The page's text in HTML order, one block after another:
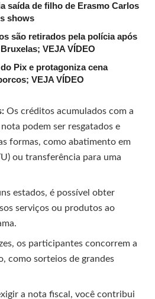
saída de filho de Erasmo Carlos
shows
são retirados pela polícia após
VEJA VÍDEO
Pix e protagoniza cena
VEJA VÍDEO
Os créditos acumulados com a
podem ser resgatados e
formas, como abatimento em
ou transferência para uma
estados, é possível obter
serviços ou produtos ao
os participantes concorrem a
como sorteios de grandes
a nota fiscal, você contribui